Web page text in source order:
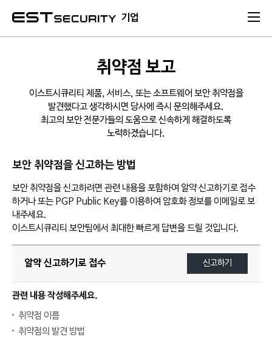
기업
취약점 보고
이스트시큐리티 제품, 서비스, 또는 소프트웨어 보안 취약점을
발견했다고 생각하시면 당사에 즉시 문의해주세요.
최고의 보안 전문가들의 도움으로 신속하게 해결하도록
노력하겠습니다.
보안 취약점을 신고하는 방법
보안 취약점을 신고하려면 관련 내용을 포함하여 알약 신고하기로 접수
하거나 또는 PGP Public Key를 이용하여 암호화 정보를 이메일로 보
내주세요.
이스트시큐리티 보안팀에서 최대한 빠르게 답변을 드릴 것입니다.
알약 신고하기로 접수
관련 내용 작성해주세요.
취약점 이름
취약점의 발견 방법
신고하기